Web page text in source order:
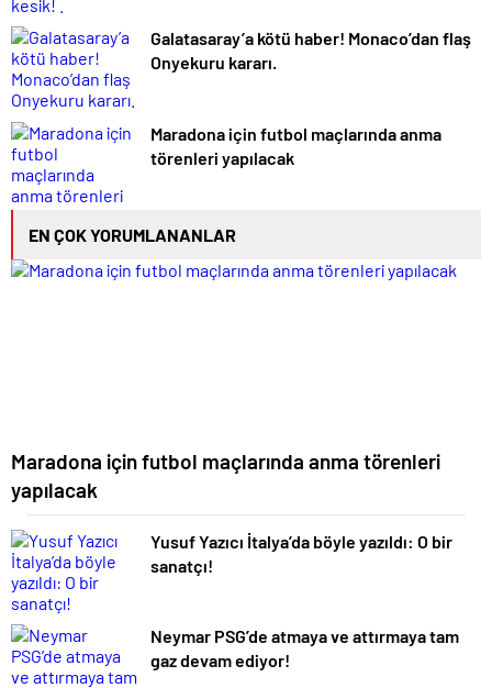
Galatasaray’a kötü haber! Monaco’dan flaş
Onyekuru kararı.
Maradona için futbol maçlarında anma
törenleri yapılacak
EN ÇOK YORUMLANANLAR
Maradona için futbol maçlarında anma törenleri
yapılacak
Yusuf Yazıcı İtalya’da böyle yazıldı: O bir
sanatçı!
Neymar PSG’de atmaya ve attırmaya tam
gaz devam ediyor!